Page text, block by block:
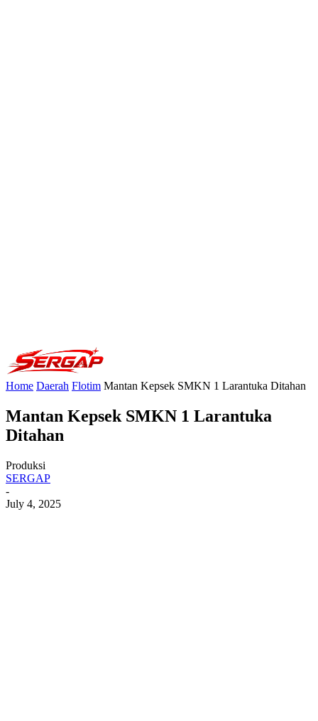
Home Daerah Flotim Mantan Kepsek SMKN 1 Larantuka Ditahan
Mantan Kepsek SMKN 1 Larantuka
Ditahan
Produksi
SERGAP
-
July 4, 2025